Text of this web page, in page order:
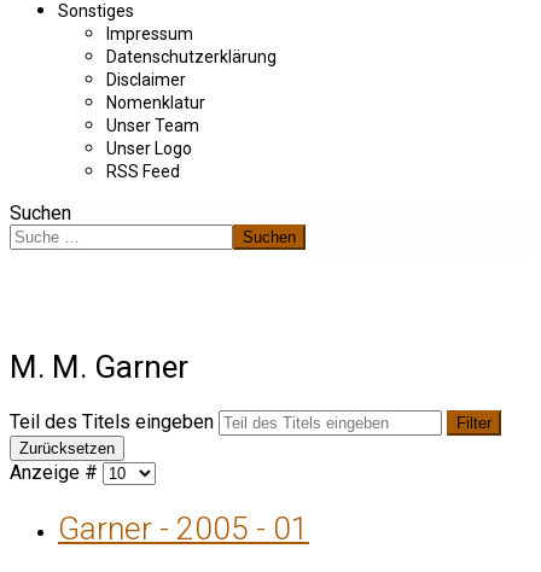
Sonstiges
Impressum
Datenschutzerklärung
Disclaimer
Nomenklatur
Unser Team
Unser Logo
RSS Feed
Suchen
Suchen
M. M. Garner
Teil des Titels eingeben
Filter
Zurücksetzen
Anzeige #
Garner - 2005 - 01